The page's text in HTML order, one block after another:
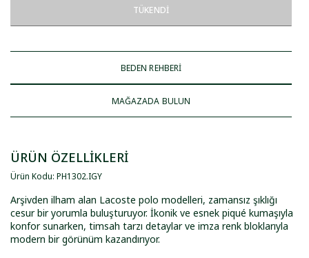
TÜKENDI
BEDEN REHBERİ
MAĞAZADA BULUN
ÜRÜN ÖZELLİKLERİ
Ürün Kodu: PH1302.IGY
Arşivden ilham alan Lacoste polo modelleri, zamansız şıklığı
cesur bir yorumla buluşturuyor. İkonik ve esnek piqué kumaşıyla
konfor sunarken, timsah tarzı detaylar ve imza renk bloklarıyla
modern bir görünüm kazandırıyor.